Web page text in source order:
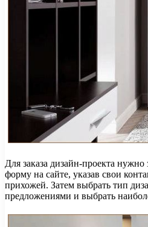
Для заказа дизайн-проекта
форму на сайте, указав свои
прихожей. Затем выбрать тип
предложениями и выбрать